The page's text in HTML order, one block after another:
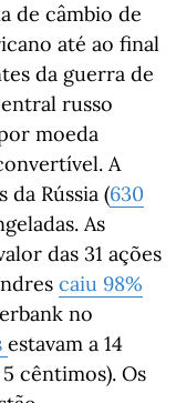
de câmbio de
até ao final
da guerra de
russo
moeda
A
da Rússia (630
As
das 31 ações
caiu 98%
no
estavam a 14
cêntimos). Os